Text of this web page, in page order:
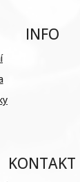
INFO
KONTAKT